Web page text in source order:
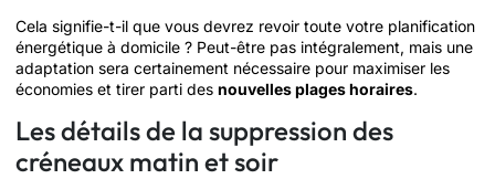
Cela signifie-t-il que vous devrez revoir toute votre planification
énergétique à domicile ? Peut-être pas intégralement, mais une
adaptation sera certainement nécessaire pour maximiser les
économies et tirer parti des nouvelles plages horaires.
Les détails de la suppression des
créneaux matin et soir